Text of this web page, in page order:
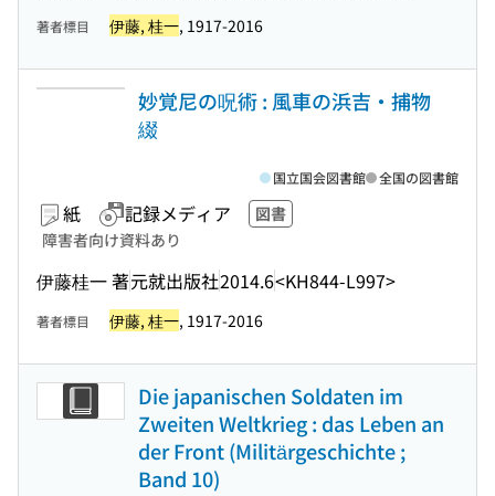
著者標目 伊藤, 桂一, 1917-2016
妙覚尼の呪術 : 風車の浜吉・捕物
綴
紙 記録メディア
図書
障害者向け資料あり
伊藤桂一 著元就出版社2014.6<KH844-L997>
国立国会図書館 全国の図書館
著者標目 伊藤, 桂一, 1917-2016
Die japanischen Soldaten im
Zweiten Weltkrieg : das Leben an
der Front (Militärgeschichte ;
Band 10)